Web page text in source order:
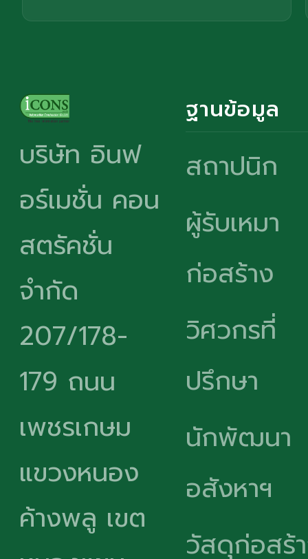
บริษัท อินฟ
อร์เมชั่น คอน
สตรัคชั่น
จำกัด
207/178-
179 ถนน
เพชรเกษม
แขวงหนอง
ค้างพลู เขต
ฐานข้อมูล
สถาปนิก
ผู้รับเหมา
ก่อสร้าง
วิศวกรที่
ปรึกษา
นักพัฒนา
อสังหาฯ
วัสดุก่อสร้